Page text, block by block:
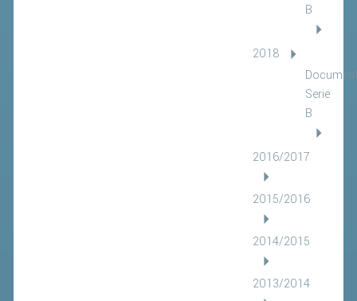
B
2018
Serie
B
2016/2017
2015/2016
2014/2015
2013/2014